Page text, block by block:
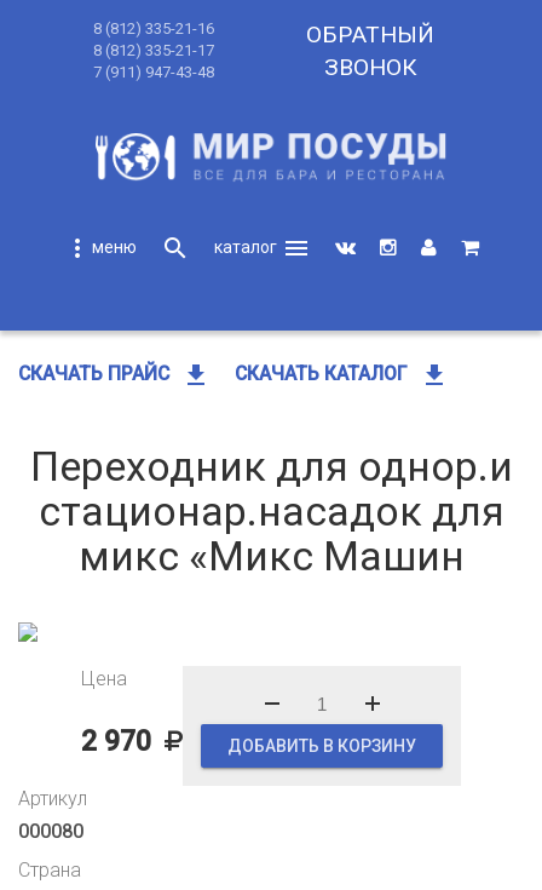
8 (812) 335-21-16
8 (812) 335-21-17
7 (911) 947-43-48
ОБРАТНЫЙ
ЗВОНОК
more_vert search
menu
СКАЧАТЬ ПРАЙС get_app СКАЧАТЬ КАТАЛОГ get_app
Переходник для однор.и
стационар.насадок для
микс «Микс Машин
Цена
2 970 ДОБАВИТЬ В КОРЗИНУ
Артикул
000080
Страна